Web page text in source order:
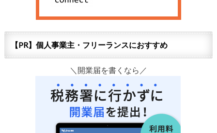
【PR】個人事業主・フリーランスにおすすめ
＼開業届を書くなら／